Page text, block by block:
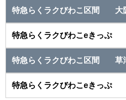
大
草